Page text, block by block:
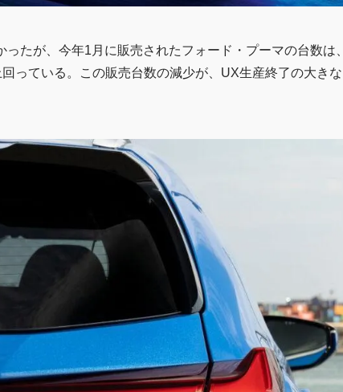
たが、今年1月に販売されたフォード・プーマの台数は、
っている。この販売台数の減少が、UX生産終了の大きな